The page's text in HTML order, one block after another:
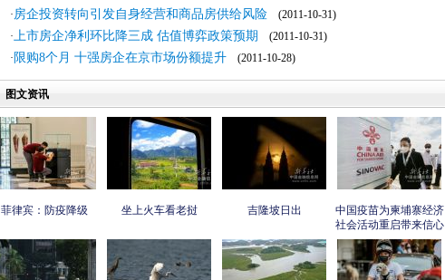
·房企投资转向引发自身经营和商品房供给风险 (2011-10-31)
·上市房企净利环比降三成 估值博弈政策预期
(2011-10-31)
· 限购8个月 十强房企在京市场份额提升 (2011-10-28)
图文资讯
菲律宾：防疫降级 坐上火车看老挝 吉隆坡日出
中国疫苗为柬埔寨经济
社会活动重启带来信心